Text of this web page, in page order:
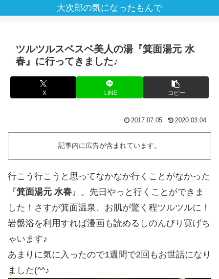
大次郎の気になったもんで
ツルツルスベスベ美人の湯『箕面湯元 水
春』に行ってきました♪
X LINE コピー
2017.07.05 2020.03.04
記事内に広告が含まれています。
行こう行こうと思ってなかなか行くことがなかった
『箕面湯元 水春 』。先日やっと行くことができま
した！さすが箕面温泉、お肌が驚く程ツルツルに！
岩盤浴を利用すれば漫画も読めるしのんびり寛げち
ゃいます♪
あまりに気に入ったので1週間で2回もお世話になり
ました(^^♪